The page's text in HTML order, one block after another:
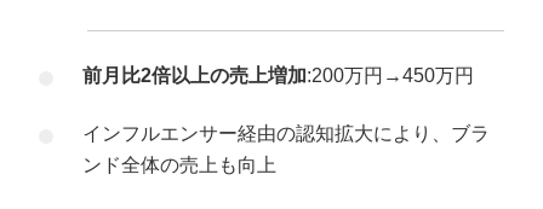
前月比2倍以上の売上増加:200万円→450万円
インフルエンサー経由の認知拡大により、ブラ
ンド全体の売上も向上